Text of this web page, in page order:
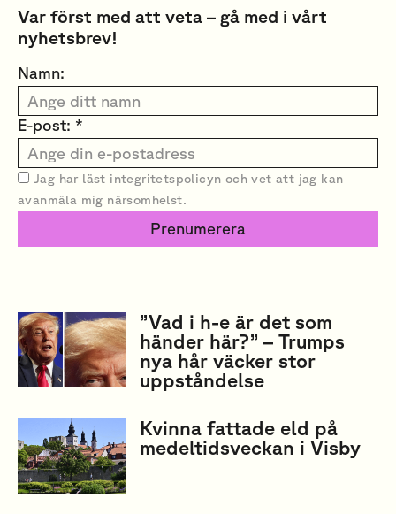
Var först med att veta – gå med i vårt
nyhetsbrev!
Namn:
E-post: *
Jag har läst integritetspolicyn och vet att jag kan
avanmäla mig närsomhelst.
Prenumerera
”Vad i h-e är det som
händer här?” – Trumps
nya hår väcker stor
uppståndelse
Kvinna fattade eld på
medeltidsveckan i Visby